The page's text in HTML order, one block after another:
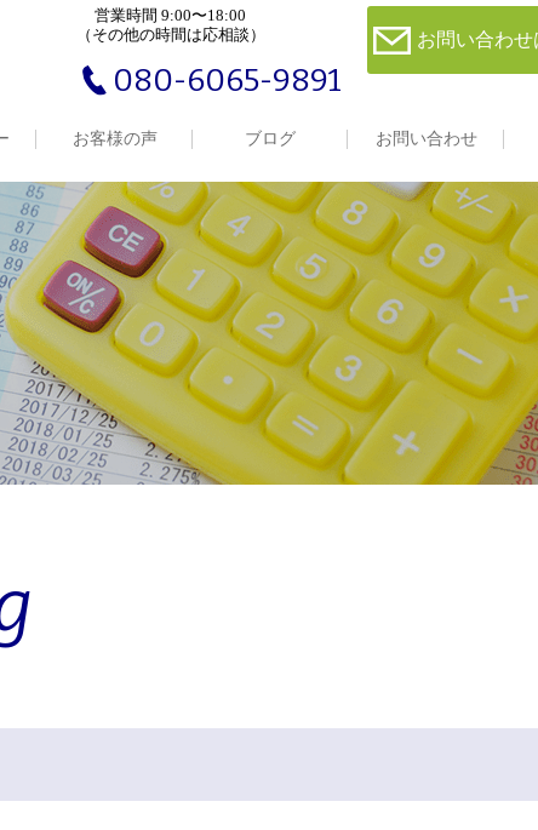
営業時間 9:00〜18:00
（その他の時間は応相談）
080-6065-9891
お問い合わ
お客様の声 ブログ お問い合わせ